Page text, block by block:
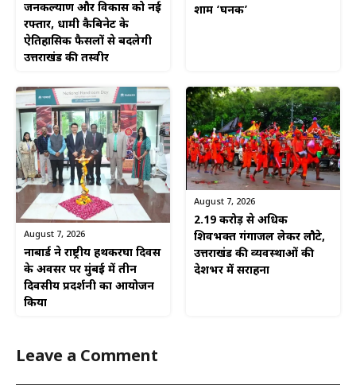
जनकल्याण और विकास को नई
रफ्तार, धामी कैबिनेट के
ऐतिहासिक फैसलों से बदलेगी
उत्तराखंड की तस्वीर
शाम ‘घनक’
August 7, 2026
नाबार्ड ने राष्ट्रीय हथकरघा दिवस
के अवसर पर मुंबई में तीन
दिवसीय प्रदर्शनी का आयोजन
किया
August 7, 2026
2.19 करोड़ से अधिक
शिवभक्त गंगाजल लेकर लौटे,
उत्तराखंड की व्यवस्थाओं की
देशभर में सराहना
Leave a Comment